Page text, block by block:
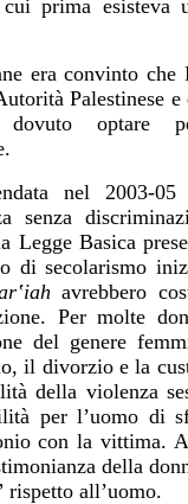
prima esisteva
era convinto che
Palestinese
dovuto optare
nel 2003-05
senza
Basica
di secolarismo
avrebbero
Per molte
del genere
il divorzio e la
della violenza
per l’uomo di
con la vittima.
della
rispetto all’uomo.